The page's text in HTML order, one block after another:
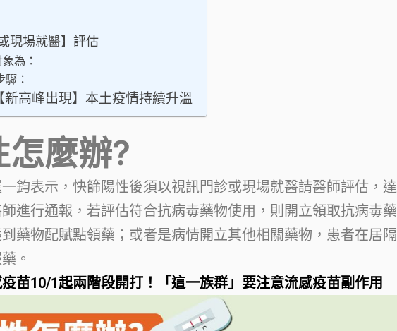
現場就醫】評估
為：
：
新高峰出現】本土疫情持續升溫
麼辦?
鈞表示，快篩陽性後須以視訊門診或現場就醫請醫師評估，達
進行通報，若評估符合抗病毒藥物使用，則開立領取抗病毒藥
藥物配賦點領藥；或者是病情開立其他相關藥物，患者在居隔
。
苗10/1起兩階段開打！「這一族群」要注意流感疫苗副作用